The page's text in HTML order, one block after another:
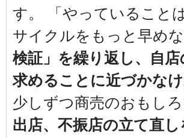
す。 「やっていること
サイクルをもっと早め
検証」を繰り返し、自
求めることに近づかな
少しずつ商売のおもし
出店、不振店の立て直